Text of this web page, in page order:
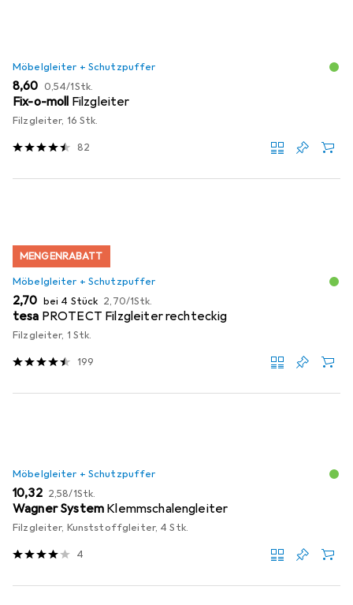
Möbelgleiter + Schutzpuffer
EUR
8,60 EUR
0,54/1Stk.
Fix-o-moll Filzgleiter
Filzgleiter, 16 Stk.
82
MENGENRABATT
Möbelgleiter + Schutzpuffer
EUR
2,70 bei 4 Stück EUR
2,70/1Stk.
tesa PROTECT Filzgleiter rechteckig
Filzgleiter, 1 Stk.
199
Möbelgleiter + Schutzpuffer
EUR
10,32 EUR
2,58/1Stk.
Wagner System Klemmschalengleiter
Filzgleiter, Kunststoffgleiter, 4 Stk.
4